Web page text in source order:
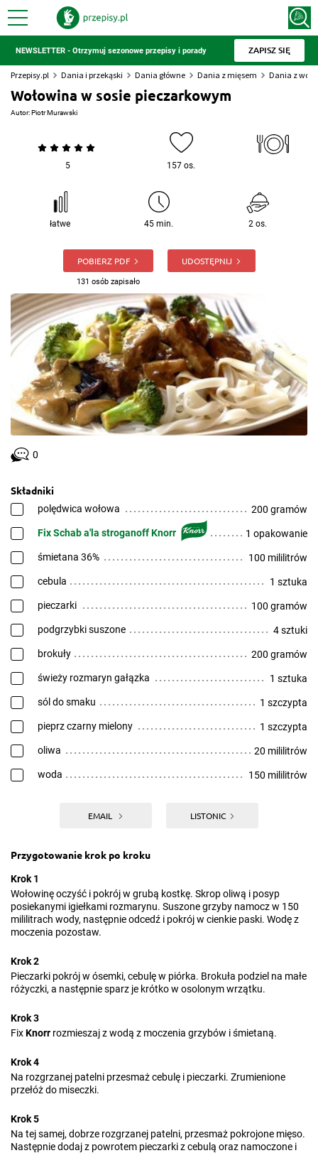
NEWSLETTER - Otrzymuj sezonowe przepisy i porady ZAPISZ SIĘ
Przepisy.pl Dania i przekąski Dania główne Dania z mięsem Dania z
Wołowina w sosie pieczarkowym
Autor:Piotr Murawski
5 157 os.
łatwe 45 min. 2 os.
POBIERZ PDF
131 osób zapisało
UDOSTĘPNIJ
0
Składniki
polędwica wołowa 200 gramów
Fix Schab a'la stroganoff Knorr 1 opakowanie
śmietana 36% 100 mililitrów
cebula 1 sztuka
pieczarki 100 gramów
podgrzybki suszone 4 sztuki
brokuły 200 gramów
świeży rozmaryn gałązka 1 sztuka
sól do smaku 1 szczypta
pieprz czarny mielony 1 szczypta
oliwa 20 mililitrów
woda 150 mililitrów
EMAIL LISTONIC
Przygotowanie krok po kroku
Krok 1
Wołowinę oczyść i pokrój w grubą kostkę. Skrop oliwą i posyp
posiekanymi igiełkami rozmarynu. Suszone grzyby namocz w 150
mililitrach wody, następnie odcedź i pokrój w cienkie paski. Wodę z
moczenia pozostaw.
Krok 2
Pieczarki pokrój w ósemki, cebulę w piórka. Brokuła podziel na małe
różyczki, a następnie sparz je krótko w osolonym wrzątku.
Krok 3
FixKnorr rozmieszaj z wodą z moczenia grzybów i śmietaną.
Krok 4
Na rozgrzanej patelni przesmaż cebulę i pieczarki. Zrumienione
przełóż do miseczki.
Krok 5
Na tej samej, dobrze rozgrzanej patelni, przesmaż pokrojone mięso.
Następnie dodaj z powrotem pieczarki z cebulą oraz namoczone i